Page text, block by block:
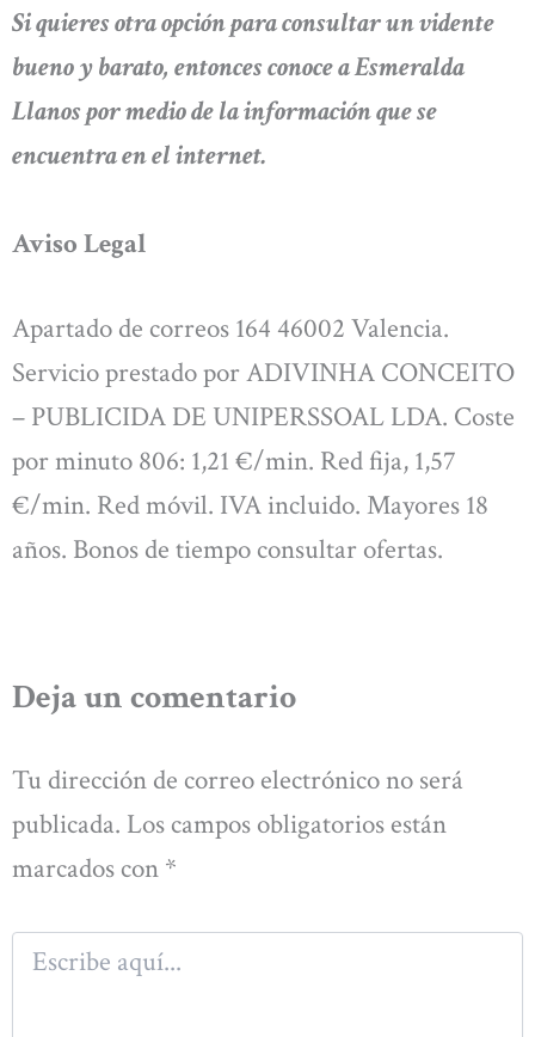
Si quieres otra opción para consultar un vidente
bueno y barato, entonces conoce a Esmeralda
Llanos por medio de la información que se
encuentra en el internet.
Aviso Legal
Apartado de correos 164 46002 Valencia.
Servicio prestado por ADIVINHA CONCEITO
– PUBLICIDA DE UNIPERSSOAL LDA. Coste
por minuto 806: 1,21 €/min. Red fija, 1,57
€/min. Red móvil. IVA incluido. Mayores 18
años. Bonos de tiempo consultar ofertas.
Deja un comentario
Tu dirección de correo electrónico no será
publicada. Los campos obligatorios están
marcados con *
aquí...